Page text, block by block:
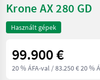
Krone AX 280 GD
Használt gépek
99.900 €
20 % ÁFA-val / 83.250 € 20 %